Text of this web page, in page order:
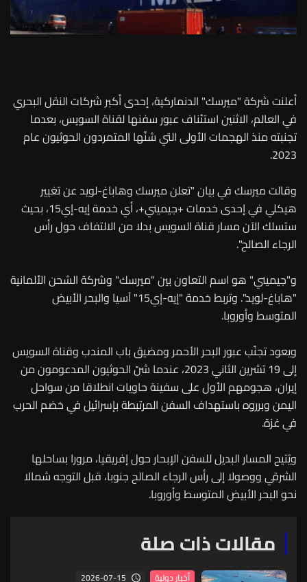
أعلنت شركة "ميرسك" الدنماركية، إحدى أكبر شركات النقل البحري
في العالم، الاثنين استئناف عبور سفنها لقناة السويس، بعدما
تجنبته منذ الهجمات الأولى التي شنّها المتمردون الحوثيون عام
2023.
وقالت ميرسك في بيان "تعلن ميرسك وهاباغ-لويد عن تغيير
هيكلي في إحدى خدمات +جيميني+، أي خدمة إيه-إي15، بحيث
ستسلك الآن مسار قناة السويس بدلا من الالتفاف حول رأس
الرجاء الصالح".
و"جيميني" هو اسم التعاون بين "ميرسك" وشركة الشحن الألمانية
"هاباغ-لويد". وتربط خدمة "إيه-إي15" آسيا والبحر الأبيض
المتوسط وأوروبا.
ويعود تجنّب عبور البحر الأحمر ومضيق باب المندب وقناة السويس
إلى 19 تشرين الثاني 2023، عندما شنّ الحوثيون المدعومون من
إيران، هجومهم الأول على سفينة حاويات انطلاقا من سواحل
اليمن وبرروه باستهداف السفن المرتبطة بإسرائيل في خضم الحرب
في غزة.
ويُتيح المسار البديل للسفن الإبحار حول إفريقيا، مرورا بساحلها
الشرقي ووصولا إلى رأس الرجاء الصالح جنوبا، قبل التوجه شمالا
نحو البحر الأبيض المتوسط وأوروبا.
مقالات ذات صلة
أخبار دولية 2026-07-15